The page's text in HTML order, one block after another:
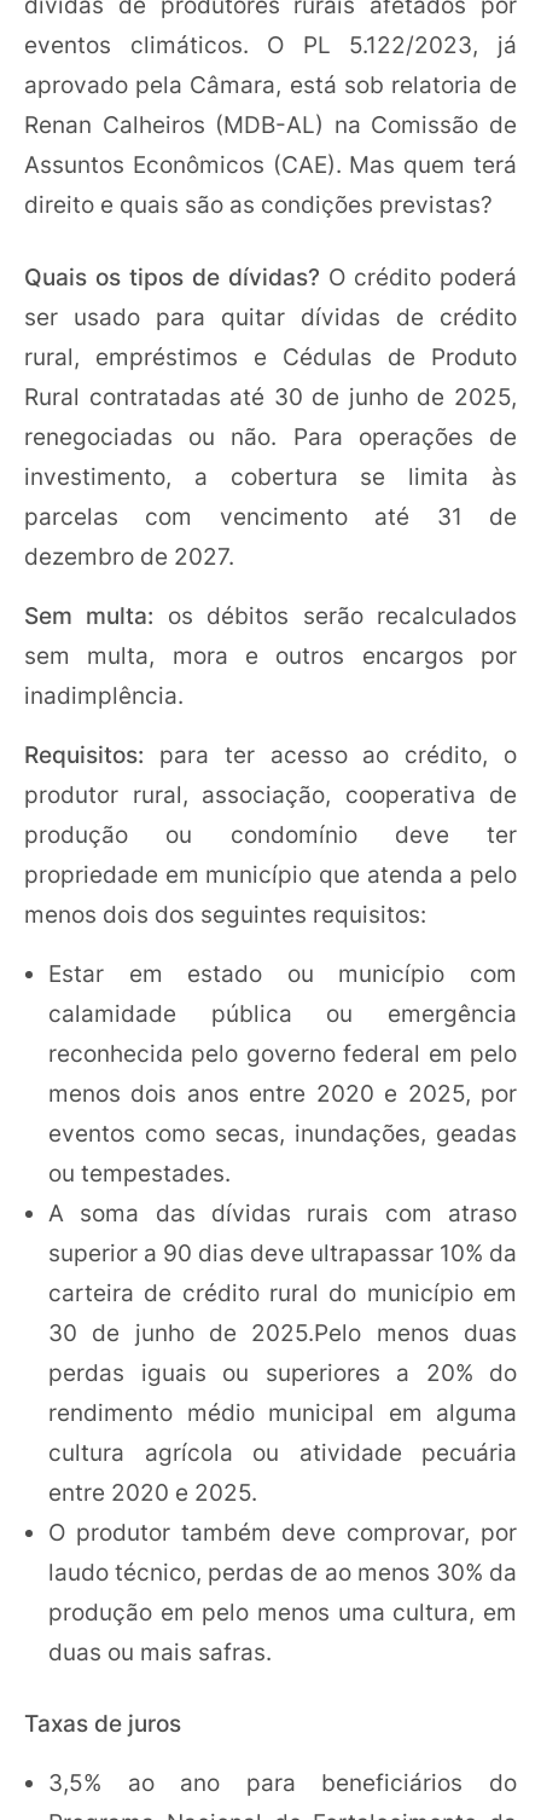
eventos climáticos. O PL 5.122/2023, já
aprovado pela Câmara, está sob relatoria de
Renan Calheiros (MDB-AL) na Comissão de
Assuntos Econômicos (CAE). Mas quem terá
direito e quais são as condições previstas?
Quais os tipos de dívidas? O crédito poderá
ser usado para quitar dívidas de crédito
rural, empréstimos e Cédulas de Produto
Rural contratadas até 30 de junho de 2025,
renegociadas ou não. Para operações de
investimento, a cobertura se limita às
parcelas com vencimento até 31 de
dezembro de 2027.
Sem multa: os débitos serão recalculados
sem multa, mora e outros encargos por
inadimplência.
Requisitos: para ter acesso ao crédito, o
produtor rural, associação, cooperativa de
produção ou condomínio deve ter
propriedade em município que atenda a pelo
menos dois dos seguintes requisitos:
Estar em estado ou município com
calamidade pública ou emergência
reconhecida pelo governo federal em pelo
menos dois anos entre 2020 e 2025, por
eventos como secas, inundações, geadas
ou tempestades.
A soma das dívidas rurais com atraso
superior a 90 dias deve ultrapassar 10% da
carteira de crédito rural do município em
30 de junho de 2025.Pelo menos duas
perdas iguais ou superiores a 20% do
rendimento médio municipal em alguma
cultura agrícola ou atividade pecuária
entre 2020 e 2025.
O produtor também deve comprovar, por
laudo técnico, perdas de ao menos 30% da
produção em pelo menos uma cultura, em
duas ou mais safras.
Taxas de juros
3,5% ao ano para beneficiários do